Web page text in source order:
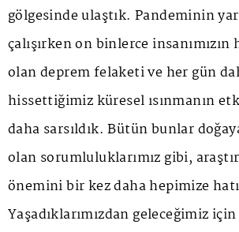
gölgesinde ulaştık. Pandeminin
çalışırken on binlerce insanımızın
olan deprem felaketi ve her gün
hissettiğimiz küresel ısınmanın
daha sarsıldık. Bütün bunlar
olan sorumluluklarımız gibi,
önemini bir kez daha hepimize
Yaşadıklarımızdan geleceğimiz